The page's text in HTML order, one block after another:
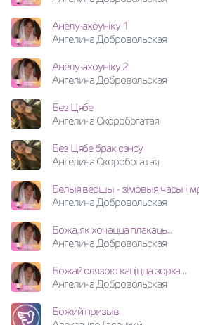
Анёлу-ахоунiку 1
Ангелина Добровольская
Анёлу-ахоунiку 2
Ангелина Добровольская
Без Цябе
Ангелина Скоробогатая
Без Цябе брак сэнсу
Ангелина Скоробогатая
Белыя вершы - зiмовыя чары i
Ангелина Добровольская
Божа, як хочацца плакаць...
Ангелина Добровольская
Божай слязою кацiцца зорка...
Ангелина Добровольская
Божий призыв